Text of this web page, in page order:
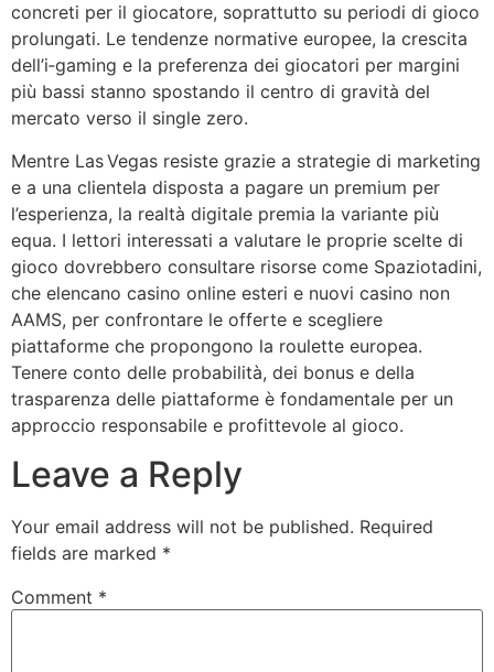
concreti per il giocatore, soprattutto su periodi di gioco
prolungati. Le tendenze normative europee, la crescita
dell’i‑gaming e la preferenza dei giocatori per margini
più bassi stanno spostando il centro di gravità del
mercato verso il single zero.
Mentre Las Vegas resiste grazie a strategie di marketing
e a una clientela disposta a pagare un premium per
l’esperienza, la realtà digitale premia la variante più
equa. I lettori interessati a valutare le proprie scelte di
gioco dovrebbero consultare risorse come Spaziotadini,
che elencano casino online esteri e nuovi casino non
AAMS, per confrontare le offerte e scegliere
piattaforme che propongono la roulette europea.
Tenere conto delle probabilità, dei bonus e della
trasparenza delle piattaforme è fondamentale per un
approccio responsabile e profittevole al gioco.
Leave a Reply
Your email address will not be published. Required
fields are marked *
Comment *